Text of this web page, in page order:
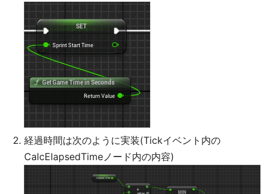
経過時間は次のように実装(Tickイベント内の
CalcElapsedTimeノード内の内容)